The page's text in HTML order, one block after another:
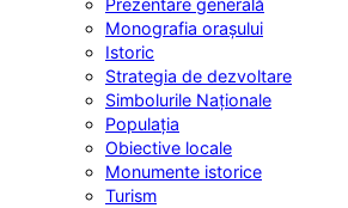
Prezentare generală
Monografia orașului
Istoric
Strategia de dezvoltare
Simbolurile Naționale
Populația
Obiective locale
Monumente istorice
Turism